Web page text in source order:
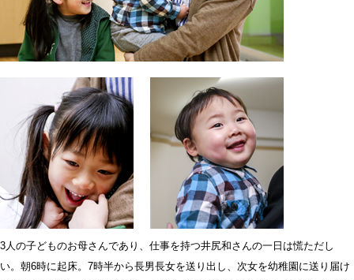
3人の子どものお母さんであり、仕事を持つ井尻和さんの一日は慌ただし
い。朝6時に起床。7時半から長男長女を送り出し、次女を幼稚園に送り届け